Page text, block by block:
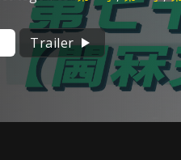
Trailer